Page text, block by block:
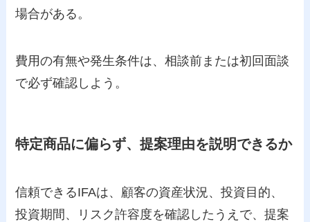
場合がある。
費用の有無や発生条件は、相談前または初回面談
で必ず確認しよう。
特定商品に偏らず、提案理由を説明できるか
信頼できるIFAは、顧客の資産状況、投資目的、
投資期間、リスク許容度を確認したうえで、提案